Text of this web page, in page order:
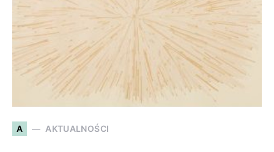
A AKTUALNOŚCI